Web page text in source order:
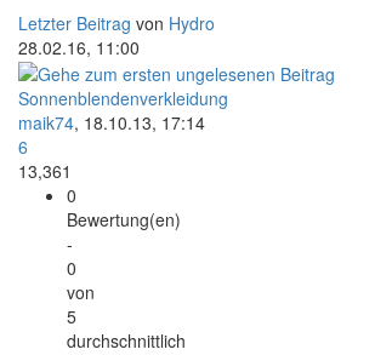
Letzter Beitrag von Hydro
28.02.16, 11:00
Sonnenblendenverkleidung
maik74, 18.10.13, 17:14
6
13,361
0
Bewertung(en)
-
0
von
5
durchschnittlich